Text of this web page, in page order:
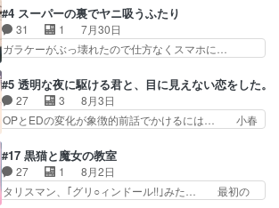
めに東京へ!/でも観光よ… 旅の支度全部やってく
れる先輩、なんだかん… 第５話をｄアニメストア
で視聴しました。視…
を人間に戻して欲しいでも自分達が代わ… ご視聴
ありがとうございました見るたびに切… 誰かと思
ったらちゅー先輩か。しれっと相方… 第５話感
想：コ□した相手にも家族や…､戦… つらい回
ナとミミも可愛かった2人の関係… 確かに相手に
も家族や大切な人はいるけど、… 白シャツが作業
着みたいなもんなんですかね…
#4 スーパーの裏でヤニ吸うふたり
31 1
7月30日
ガラケーがぶっ壊れたので仕方なくスマホに…
はり出オチ感が否めず、エピソードの打率… 田山
さんが佐々木さんに沼っていく…こんな… 佐々木
さん、腕フェチなんですね笑最近まじ… 佐々木が
ガラケーからスマホに変えるって、… もうドラマ
ゃわない？佐々木さんの優しさ… 先行で見た時よ
り2人のやり取りに癒しを感… ABEMA版の7〜8
話佐々木が実年齢以上…
#5 透明な夜に駆ける君と、目に見えない恋をした。
27 3
8月3日
OPとEDの変化が象徴的前話でかけるには… 小春
か、こんな風に見えてるのかぁ。かける… 完全な
両片思いになりましたねぇ…OPとE… 余計な物
は描かず白く靄がかった小春ちゃん… 光も感じな
い完全な盲目なんやね…おめかし… 母役に能登さ
#17 黒猫と魔女の教室
27 1
8月2日
タリスマン、｢グリ○ィンドール!!｣みた… 最初の